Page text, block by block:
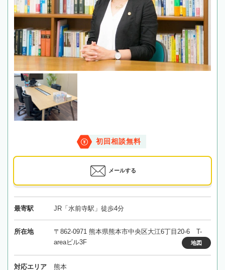
初回相談無料
メールする
最寄駅 JR「水前寺駅」徒歩4分
所在地
〒862-0971 熊本県熊本市中央区大江6丁目20‐6 T-
areaビル3F
地図
対応エリア 熊本